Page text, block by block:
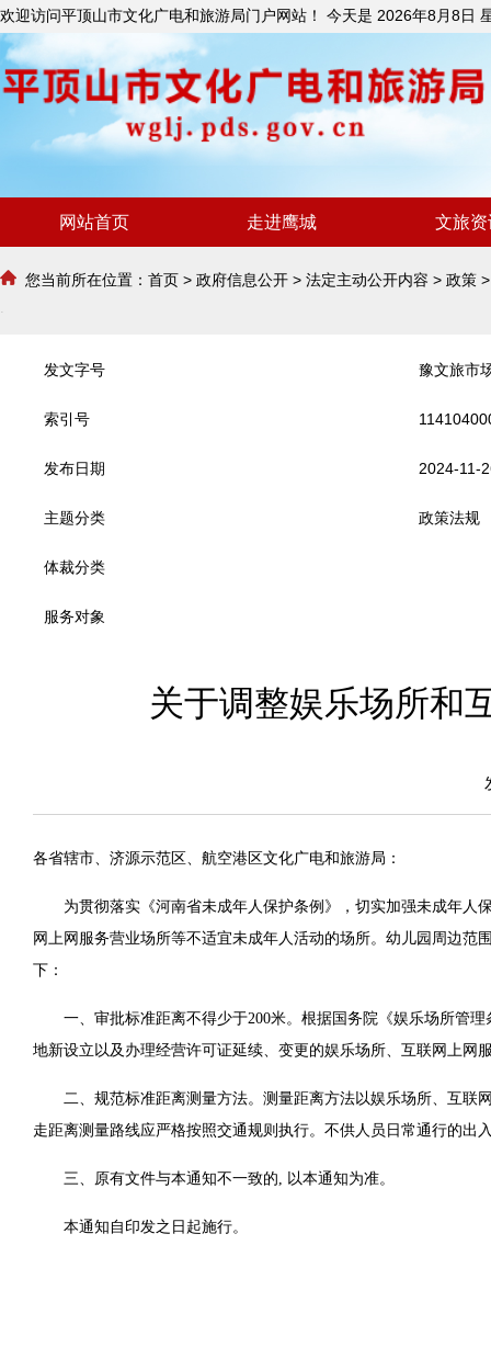
欢迎访问平顶山市文化广电和旅游局门户网站！ 今天是 2026年8月8日
网站首页 走进鹰城 文旅资
您当前所在位置： 首页 > 政府信息公开 > 法定主动公开内容 > 政策
发文字号 豫文旅市
索引号
发布日期 2024-11-
主题分类 政策法规
体裁分类
服务对象
关于调整娱乐场所和
各省辖市、济源示范区、航空港区文化广电和旅游局：
为贯彻落实《河南省未成年人保护条例》，切实加强未成年人
网上网服务营业场所等不适宜未成年人活动的场所。幼儿园周边
下：
一、审批标准距离不得少于200米。根据国务院《娱乐场所管
地新设立以及办理经营许可证延续、变更的娱乐场所、互联网上网
二、规范标准距离测量方法。测量距离方法以娱乐场所、互联
走距离测量路线应严格按照交通规则执行。不供人员日常通行的
三、原有文件与本通知不一致的, 以本通知为准。
本通知自印发之日起施行。